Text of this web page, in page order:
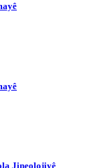
Jineolojiyê